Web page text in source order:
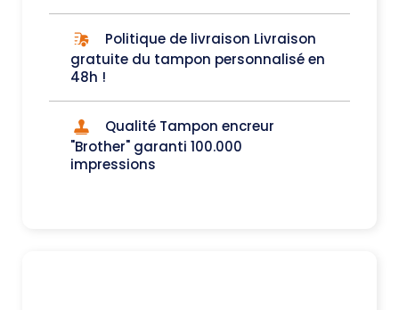
Politique de livraison Livraison
gratuite du tampon personnalisé en
48h !
Qualité Tampon encreur
"Brother" garanti 100.000
impressions